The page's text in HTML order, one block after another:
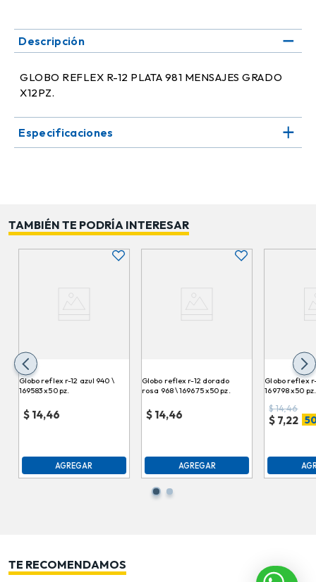
Descripción
GLOBO REFLEX R-12 PLATA 981 MENSAJES GRADO
X12PZ.
Especificaciones
TAMBIÉN TE PODRÍA INTERESAR
Globo reflex r-12 azul 940 \
169583 x50 pz.
$ 14,46
AGREGAR
Globo reflex r-12 dorado
rosa 968 \ 169675 x50 pz.
$ 14,46
AGREGAR
Globo reflex
169798 x50 pz.
$14,46
$ 7,22
TE RECOMENDAMOS